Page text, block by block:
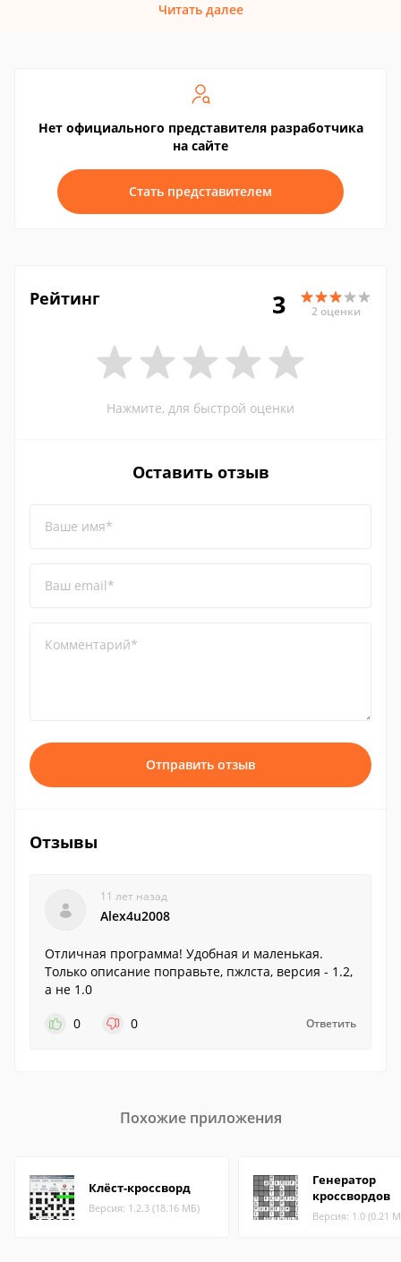
Читать далее
Нет официального представителя разработчика
на сайте
Стать представителем
Рейтинг 3 2 оценки
Нажмите, для быстрой оценки
Оставить отзыв
Ваше имя*
Ваш email*
Комментарий*
Отправить отзыв
Отзывы
11 лет назад
Alex4u2008
Отличная программа! Удобная и маленькая.
Только описание поправьте, пжлста, версия - 1.2,
а не 1.0
0
0 Ответить
Похожие приложения
Клёст-кроссворд
Версия: 1.2.3 (18.16 МБ)
Генератор
кроссвордов
Версия: 1.0 (0.21